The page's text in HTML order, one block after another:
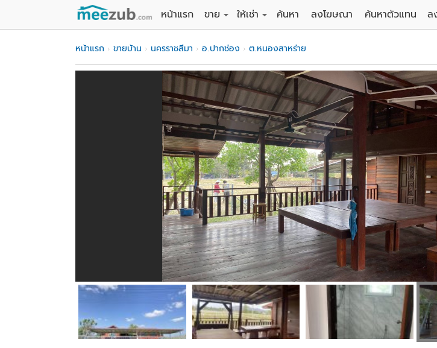
หน้าแรก
ขาย
ขายบ้าน
ขายคอนโด
ขายทาวน์เฮาส์
ขายอพาร์ทเม้นท์ / โรงแรม
ขายอาคารพาณิชย์ / สำนักงาน
ขายโรงงาน / โกดัง
ให้เช่า
ให้เช่าบ้าน
ให้เช่าคอนโด
ให้เช่าทาวน์เฮาส์
ให้เช่าอพาร์ทเม้นท์ / โรงแรม
ให้เช่าอาคารพาณิชย์ / สำนักงาน
ให้เช่าโรงงาน / โกดัง
ค้นหา ลงโฆษณา ค้นหาตัวแทน
ล
หน้าแรก ขายบ้าน นครราชสีมา อ.ปากช่อง ต.หนองสาหร่าย